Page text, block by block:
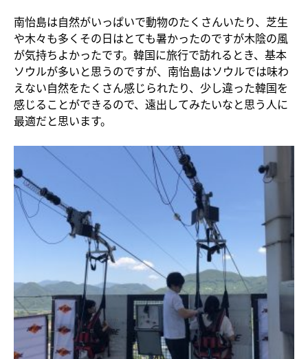
南怡島は自然がいっぱいで動物のたくさんいたり、芝生
や木々も多くその日はとても暑かったのですが木陰の風
が気持ちよかったです。韓国に旅行で訪れるとき、基本
ソウルが多いと思うのですが、南怡島はソウルでは味わ
えない自然をたくさん感じられたり、少し違った韓国を
感じることができるので、遠出してみたいなと思う人に
最適だと思います。